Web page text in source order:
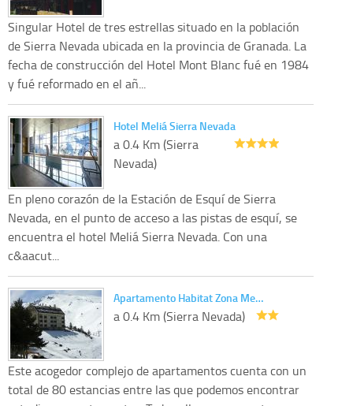
Singular Hotel de tres estrellas situado en la población
de Sierra Nevada ubicada en la provincia de Granada. La
fecha de construcción del Hotel Mont Blanc fué en 1984
y fué reformado en el añ...
Hotel Meliá Sierra Nevada
a 0.4 Km (Sierra
Nevada)
En pleno corazón de la Estación de Esquí de Sierra
Nevada, en el punto de acceso a las pistas de esquí, se
encuentra el hotel Meliá Sierra Nevada. Con una
c&aacut...
Apartamento Habitat Zona Me…
a 0.4 Km (Sierra Nevada)
Este acogedor complejo de apartamentos cuenta con un
total de 80 estancias entre las que podemos encontrar